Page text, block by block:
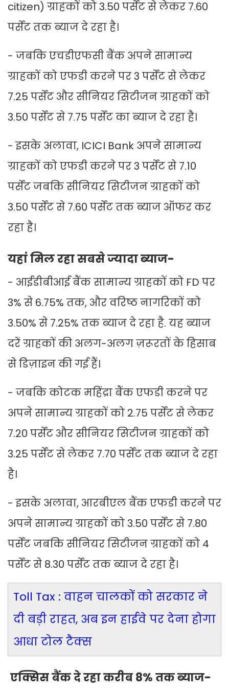
citizen) ग्राहकों को 3.50 पर्सेंट से लेकर 7.60
पर्सेंट तक ब्याज दे रहा है।
- जबकि एचडीएफसी बैंक अपने सामान्य
ग्राहकों को एफडी करने पर 3 पर्सेंट से लेकर
7.25 पर्सेंट और सीनियर सिटीजन ग्राहकों को
3.50 पर्सेंट से 7.75 पर्सेंट का ब्याज दे रहा है।
- इसके अलावा, ICICI Bank अपने सामान्य
ग्राहकों को एफडी करने पर 3 पर्सेंट से 7.10
पर्सेंट जबकि सीनियर सिटीजन ग्राहकों को
3.50 पर्सेंट से 7.60 पर्सेंट तक ब्याज ऑफर कर
रहा है।
यहां मिल रहा सबसे ज्यादा ब्याज-
- आईडीबीआई बैंक सामान्य ग्राहकों को FD पर
3% से 6.75% तक, और वरिष्ठ नागरिकों को
3.50% से 7.25% तक ब्याज दे रहा है. यह ब्याज
दरें ग्राहकों की अलग-अलग ज़रूरतों के हिसाब
से डिज़ाइन की गई हैं।
- जबकि कोटक महिंद्रा बैंक एफडी करने पर
अपने सामान्य ग्राहकों को 2.75 पर्सेंट से लेकर
7.20 पर्सेंट और सीनियर सिटीजन ग्राहकों को
3.25 पर्सेंट से लेकर 7.70 पर्सेंट तक ब्याज दे रहा
है।
- इसके अलावा, आरबीएल बैंक एफडी करने पर
अपने सामान्य ग्राहकों को 3.50 पर्सेंट से 7.80
पर्सेंट जबकि सीनियर सिटीजन ग्राहकों को 4
पर्सेंट से 8.30 पर्सेंट तक ब्याज दे रहा है।
Toll Tax : वाहन चालकों को सरकार ने
दी बड़ी राहत, अब इन हाईवे पर देना होगा
आधा टोल टैक्स
एक्सिस बैंक दे रहा करीब 8% तक ब्याज-